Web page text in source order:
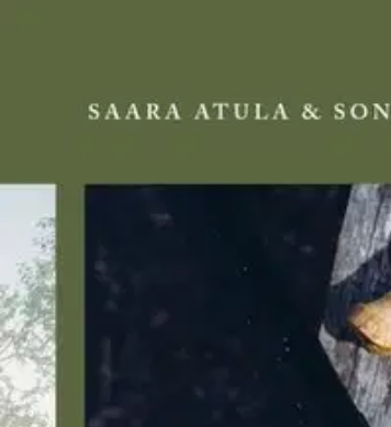
Avaa kuva suurempana
Cozy Publishing
Atula, Retkiruokaa
illalliseen autiotuvassa
28,86 €
Asiakasomistajahinta